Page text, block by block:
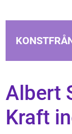
Albert
Kraft